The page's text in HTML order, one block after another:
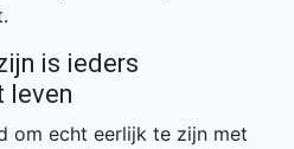
is ieders
leven
om echt eerlijk te zijn met